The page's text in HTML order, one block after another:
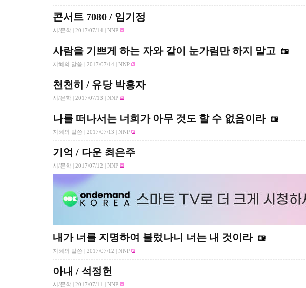
콘서트 7080 / 임기정
시/문학 | 2017/07/14 | NNP
사람을 기쁘게 하는 자와 같이 눈가림만 하지 말고
지혜의 말씀 | 2017/07/14 | NNP
천천히 / 유당 박홍자
시/문학 | 2017/07/13 | NNP
나를 떠나서는 너희가 아무 것도 할 수 없음이라
지혜의 말씀 | 2017/07/13 | NNP
기억 / 다운 최은주
시/문학 | 2017/07/12 | NNP
내가 너를 지명하여 불렀나니 너는 내 것이라
지혜의 말씀 | 2017/07/12 | NNP
아내 / 석정헌
시/문학 | 2017/07/11 | NNP